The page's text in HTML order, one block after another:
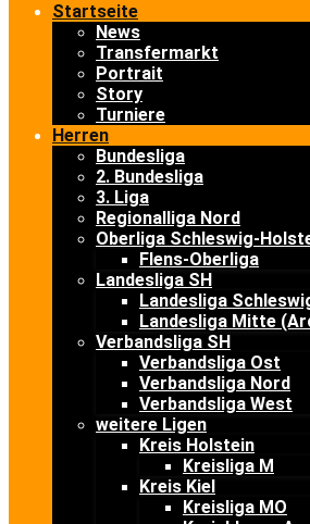
Startseite
News
Transfermarkt
Portrait
Story
Turniere
Herren
Bundesliga
2. Bundesliga
3. Liga
Regionalliga Nord
Oberliga Schleswig-
Flens-Oberliga
Landesliga SH
Landesliga
Landesliga Mitte
Verbandsliga SH
Verbandsliga Ost
Verbandsliga Nord
Verbandsliga West
weitere Ligen
Kreis Holstein
Kreisliga M
Kreis Kiel
Kreisliga MO